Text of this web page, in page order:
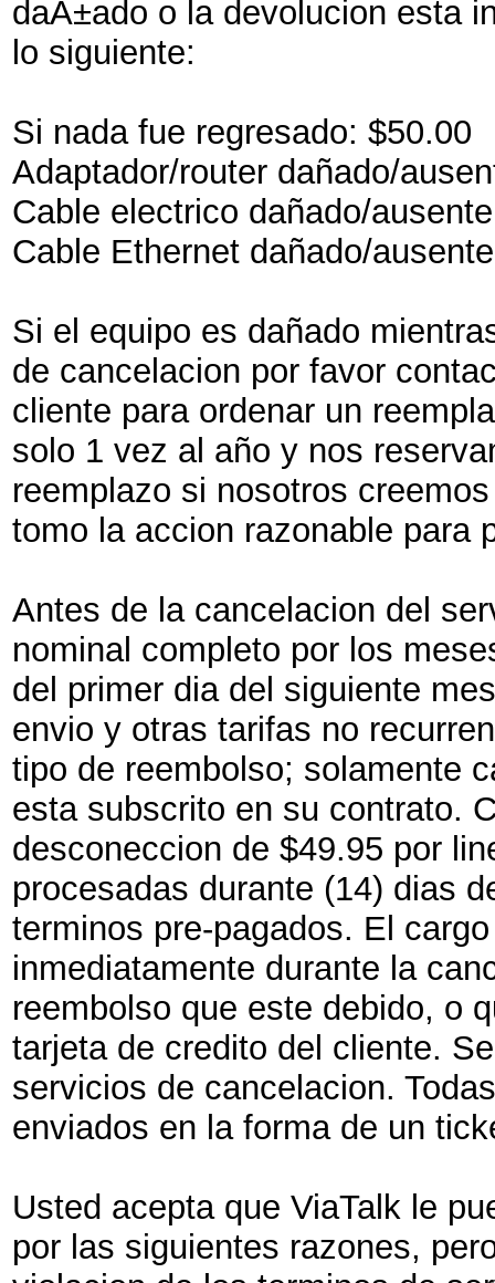
daÃ±ado o la devolucion esta
lo siguiente:
Si nada fue regresado: $50.00
Adaptador/router dañado/
Cable electrico dañado/
Cable Ethernet dañado/
Si el equipo es dañado
de cancelacion por favor
cliente para ordenar un
solo 1 vez al año y nos
reemplazo si nosotros
tomo la accion razonable para
Antes de la cancelacion del
nominal completo por los
del primer dia del siguiente
envio y otras tarifas no
tipo de reembolso; solamente
esta subscrito en su contrato.
desconeccion de $49.95 por
procesadas durante (14) dias
terminos pre-pagados. El
inmediatamente durante la
reembolso que este debido, o
tarjeta de credito del cliente.
servicios de cancelacion.
enviados en la forma de un
Usted acepta que ViaTalk le
por las siguientes razones,